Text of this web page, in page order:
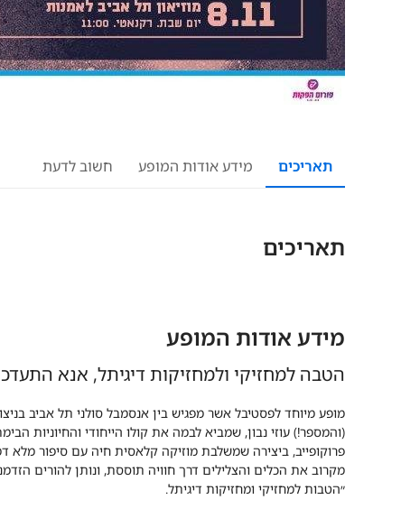
תאריכים מידע אודות המופע חשוב לדעת
תאריכים
מידע אודות המופע
הטבה למחזיקי ולמחזיקות דיגיתל, אנא
מופע מיוחד לפסטיבל אשר מפגיש בין אנסמבל סולני תל אביב
(והמספר!) עוזי נבון, שמביא לבמה את קולו הייחודי והחיוניות
פרוקופייב, ביצירה שמשלבת מוזיקה קלאסית חיה עם סיפור מלא
מקרוב את הכלים והצלילים דרך חוויה תוססת, ונותן להורים
״הטבות למחזיקי ומחזיקות דיגיתל.